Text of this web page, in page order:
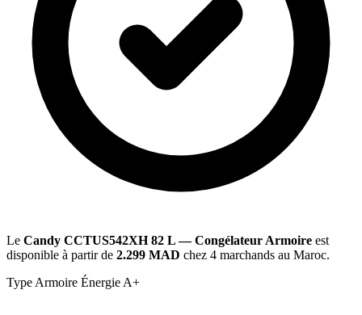
Le Candy CCTUS542XH 82 L — Congélateur Armoire est
disponible à partir de 2.299 MAD chez 4 marchands au Maroc.
Type Armoire Énergie A+